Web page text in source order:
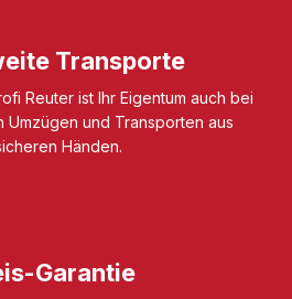
Transporte
Reuter ist Ihr Eigentum auch bei
Umzügen und Transporten aus
Händen.
Garantie